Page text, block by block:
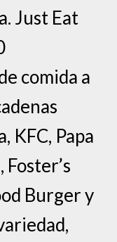
Just Eat
comida a
KFC, Papa
Foster’s
Burger y